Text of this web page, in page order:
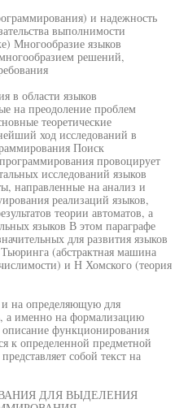
и надежность
выполнимости
Многообразие языков
решений,
в области языков
на преодоление проблем
теоретические
ход исследований в
Поиск
провоцирует
исследований языков
направленные на анализ и
реализаций языков,
теории автоматов, а
языков В этом параграфе
для развития языков
(абстрактная машина
и Н Хомского (теория
на определяющую для
а именно на формализацию
описание функционирования
к определенной предметной
собой текст на
ДЛЯ ВЫДЕЛЕНИЯ